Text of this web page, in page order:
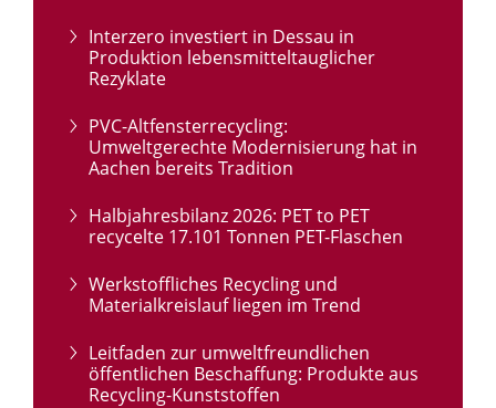
Interzero investiert in Dessau in
Produktion lebensmitteltauglicher
Rezyklate
PVC-Altfensterrecycling:
Umweltgerechte Modernisierung hat in
Aachen bereits Tradition
Halbjahresbilanz 2026: PET to PET
recycelte 17.101 Tonnen PET-Flaschen
Werkstoffliches Recycling und
Materialkreislauf liegen im Trend
Leitfaden zur umweltfreundlichen
öffentlichen Beschaffung: Produkte aus
Recycling-Kunststoffen